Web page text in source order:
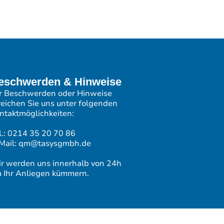
& Hinweise
Beschwerden oder Hinweise
Sie uns unter folgenden
0214 35 20 70 86
qm@tasysgmbh.de
werden uns innerhalb von 24h
Ihr Anliegen kümmern.